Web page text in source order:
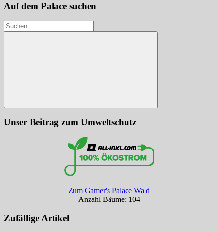
Auf dem Palace suchen
Suchen
nach:
Suchen
Unser Beitrag zum Umweltschutz
Zum Gamer's Palace Wald
Anzahl Bäume: 104
Zufällige Artikel